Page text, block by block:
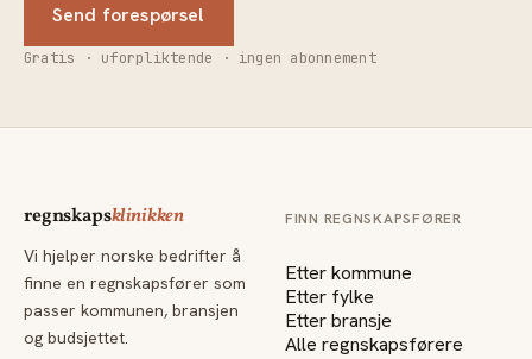
Send forespørsel
Gratis · uforpliktende · ingen abonnement
regnskapsklinikken
Vi hjelper norske bedrifter å
finne en regnskapsfører som
passer kommunen, bransjen
og budsjettet.
FINN REGNSKAPSFØRER
Etter kommune
Etter fylke
Etter bransje
Alle regnskapsførere